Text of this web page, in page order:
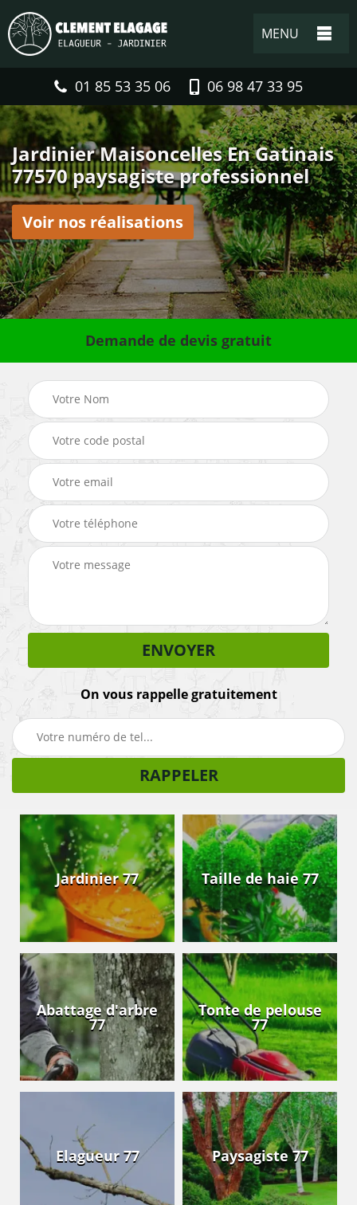
MENU
01 85 53 35 06 06 98 47 33 95
Jardinier Maisoncelles En Gatinais
77570 paysagiste professionnel
Voir nos réalisations
Demande de devis gratuit
On vous rappelle gratuitement
Jardinier 77 Taille de haie 77
Abattage d'arbre
77
Tonte de pelouse
77
Elagueur 77 Paysagiste 77